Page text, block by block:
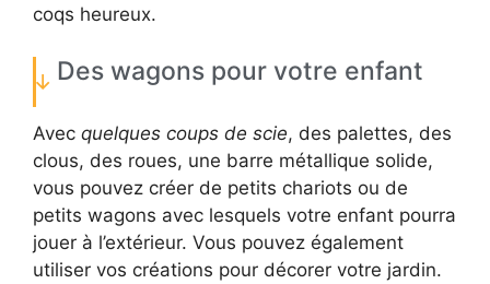
coqs heureux.
Des wagons pour votre enfant
Avec quelques coups de scie, des palettes, des
clous, des roues, une barre métallique solide,
vous pouvez créer de petits chariots ou de
petits wagons avec lesquels votre enfant pourra
jouer à l’extérieur. Vous pouvez également
utiliser vos créations pour décorer votre jardin.